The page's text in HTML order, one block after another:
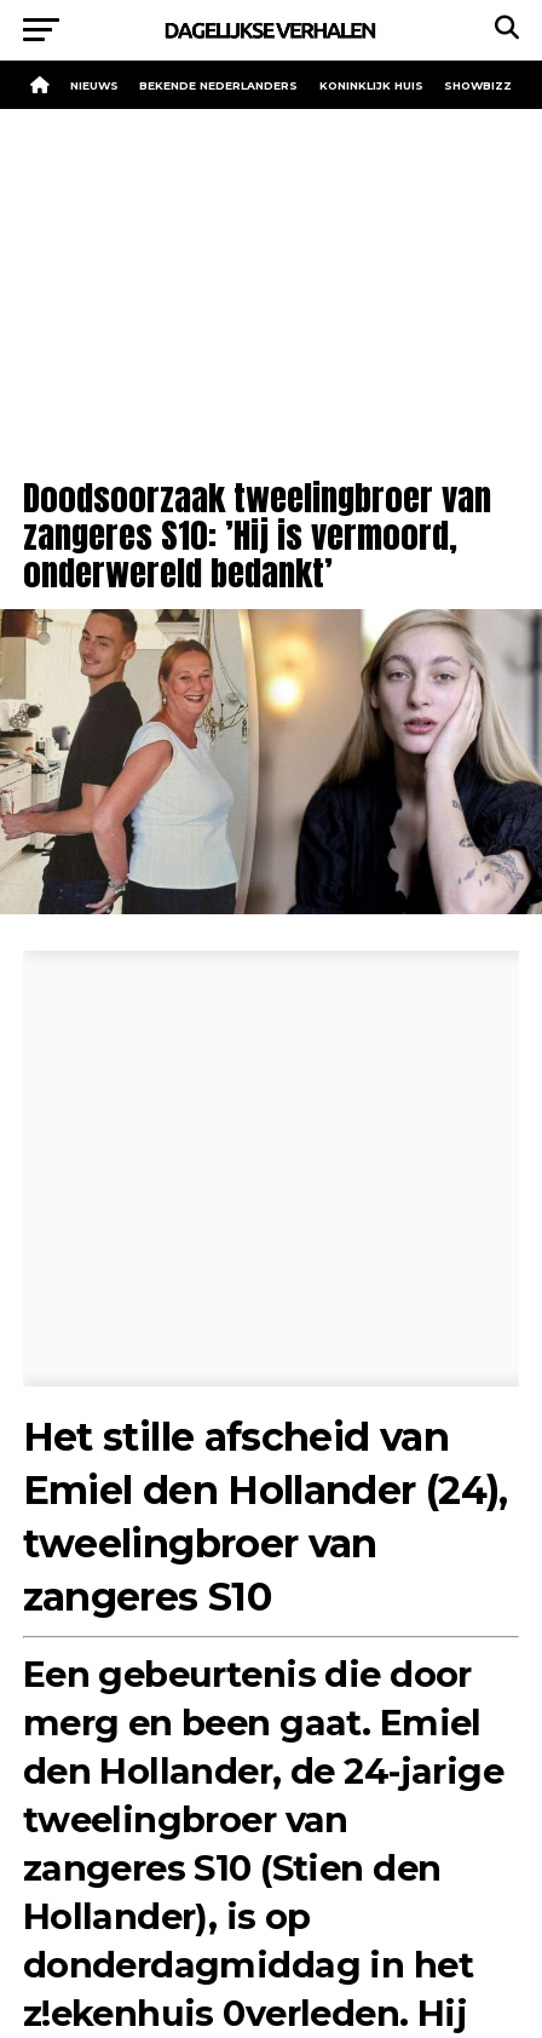
NIEUWS BEKENDE NEDERLANDERS KONINKLIJK HUIS SHOWBIZZ
Doodsoorzaak tweelingbroer van
zangeres S10: ’Hij is vermoord,
onderwereld bedankt’
Het stille afscheid van
Emiel den Hollander (24),
tweelingbroer van
zangeres S10
Een gebeurtenis die door
merg en been gaat. Emiel
den Hollander, de 24-jarige
tweelingbroer van
zangeres S10 (Stien den
Hollander), is op
donderdagmiddag in het
z!ekenhuis 0verleden. Hij